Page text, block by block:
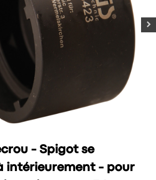
- Spigot se
intérieurement - pour